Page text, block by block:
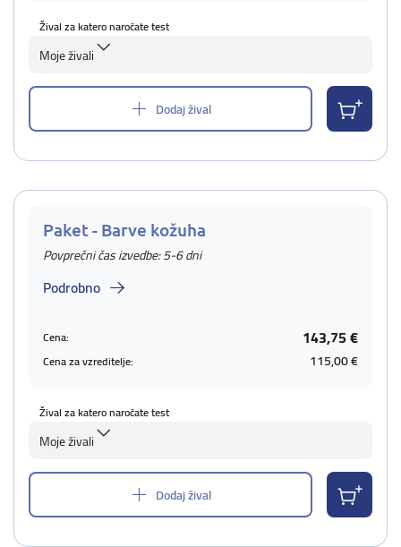
Žival za katero naročate test
Moje živali
Dodaj žival
Paket - Barve kožuha
Povprečni čas izvedbe: 5-6 dni
Podrobno
Cena: 143,75 €
Cena za vzreditelje: 115,00 €
Žival za katero naročate test
Moje živali
Dodaj žival